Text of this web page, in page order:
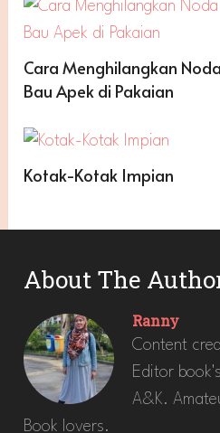
Cara Menghilangkan
Bau Apek di Pakaian
Kotak-Kotak Impian
About The
Ranny
Content
Editor
A&K.
Book lovers.